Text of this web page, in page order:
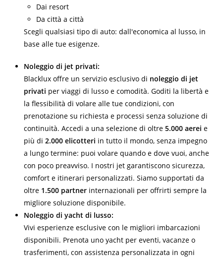
Dai resort
Da città a città
Scegli qualsiasi tipo di auto: dall'economica al lusso, in
base alle tue esigenze.
Noleggio di jet privati:
Blacklux offre un servizio esclusivo di noleggio di jet
privati per viaggi di lusso e comodità. Goditi la libertà e
la flessibilità di volare alle tue condizioni, con
prenotazione su richiesta e processi senza soluzione di
continuità. Accedi a una selezione di oltre 5.000 aerei e
più di 2.000 elicotteri in tutto il mondo, senza impegno
a lungo termine: puoi volare quando e dove vuoi, anche
con poco preavviso. I nostri jet garantiscono sicurezza,
comfort e itinerari personalizzati. Siamo supportati da
oltre 1.500 partner internazionali per offrirti sempre la
migliore soluzione disponibile.
Noleggio di yacht di lusso:
Vivi esperienze esclusive con le migliori imbarcazioni
disponibili. Prenota uno yacht per eventi, vacanze o
trasferimenti, con assistenza personalizzata in ogni